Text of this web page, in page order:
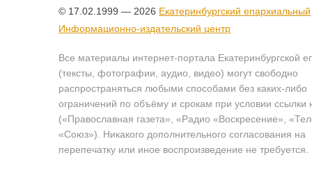
© 17.02.1999 — 2026 Екатеринбургский епархиальный
Информационно-издательский центр
Все материалы интернет-портала Екатеринбургской
(тексты, фотографии, аудио, видео) могут свободно
распространяться любыми способами без каких-либо
ограничений по объёму и срокам при условии ссылки
(«Православная газета», «Радио «Воскресение»,
«Союз»). Никакого дополнительного согласования на
перепечатку или иное воспроизведение не требуется.